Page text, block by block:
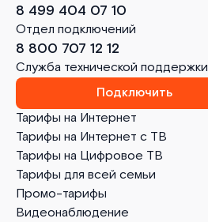
Тарифы на Интернет
Тарифы на Интернет с ТВ
Тарифы на Цифровое ТВ
Тарифы для всей семьи
Промо-тарифы
Видеонаблюдение
8 499 404 07 10
Отдел подключений
8 800 707 12 12
Служба технической поддержки
Подключить